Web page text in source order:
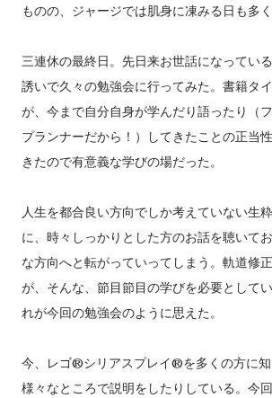
ものの、ジャージでは肌身に凍みる日も多く
三連休の最終日。先日来お世話になってい
誘いで久々の勉強会に行ってみた。書籍タ
が、今まで自分自身が学んだり語ったり（
プランナーだから！）してきたことの正当
きたので有意義な学びの場だった。
人生を都合良い方向でしか考えていない生
に、時々しっかりとした方のお話を聴いて
な方向へと転がっていってしまう。軌道修
が、そんな、節目節目の学びを必要として
れが今回の勉強会のように思えた。
今、レゴ®シリアスプレイ®を多くの方に知
様々なところで説明をしたりしている。今